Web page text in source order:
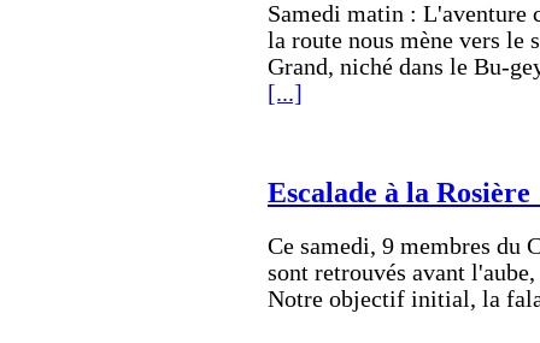
Samedi matin : L'aventure
la route nous mène vers le
Grand, niché dans le Bu-
[...]
Escalade à la
Ce samedi, 9 membres du
sont retrouvés avant
Notre objectif initial, la